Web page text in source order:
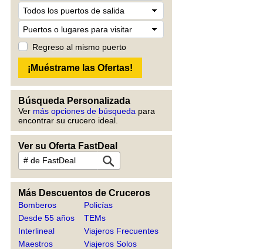
Regreso al mismo puerto
Búsqueda Personalizada
Ver más opciones de búsqueda para
encontrar su crucero ideal.
Ver su Oferta FastDeal
Más Descuentos de Cruceros
Bomberos
Desde 55 años
Interlineal
Maestros
Policías
TEMs
Viajeros Frecuentes
Viajeros Solos